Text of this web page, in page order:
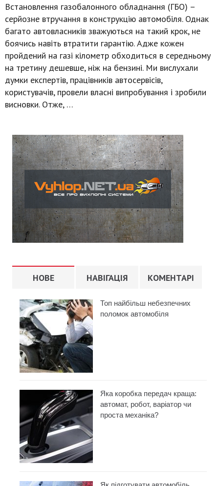
Встановлення газобалонного обладнання (ГБО) –
серйозне втручання в конструкцію автомобіля. Однак
багато автовласників зважуються на такий крок, не
боячись навіть втратити гарантію. Адже кожен
пройдений на газі кілометр обходиться в середньому
на третину дешевше, ніж на бензині. Ми вислухали
думки експертів, працівників автосервісів,
користувачів, провели власні випробування і зробили
висновки. Отже, …
НОВЕ НАВІГАЦІЯ КОМЕНТАРІ
Топ найбільш небезпечних
поломок автомобіля
Яка коробка передач краща:
автомат, робот, варіатор чи
проста механіка?